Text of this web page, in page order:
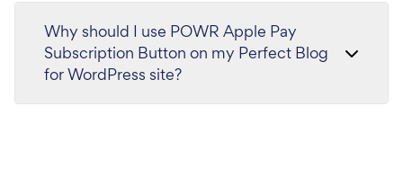
Why should I use POWR Apple Pay
Subscription Button on my Perfect Blog
for WordPress site?